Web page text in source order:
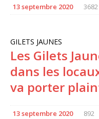
13 septembre 2020 3682
GILETS JAUNES
Les Gilets
dans les
va porter
13 septembre 2020 892